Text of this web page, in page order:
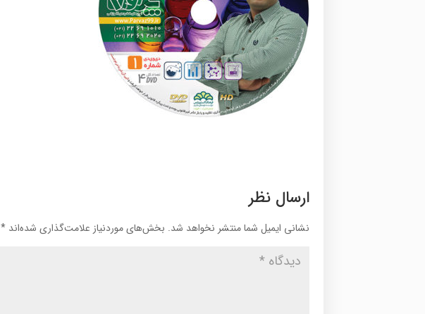
ارسال نظر
نشانی ایمیل شما منتشر نخواهد شد. بخش‌های موردنیاز علامت‌گذاری شده‌اند*